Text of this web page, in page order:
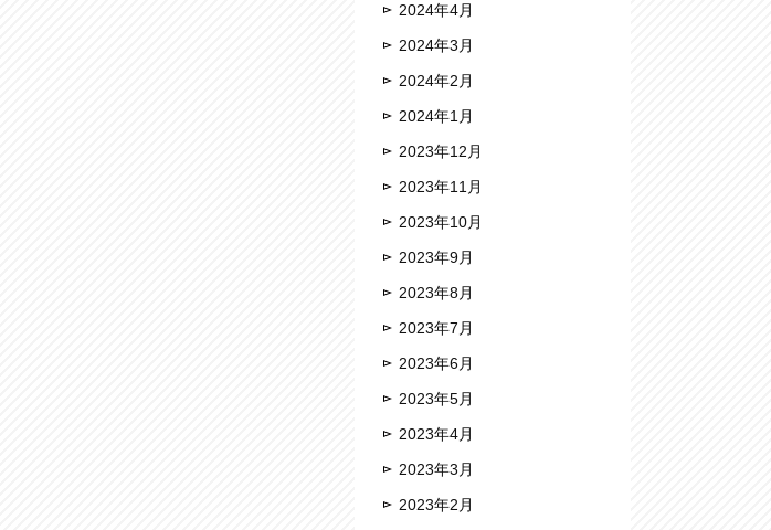
2024年4月
2024年3月
2024年2月
2024年1月
2023年12月
2023年11月
2023年10月
2023年9月
2023年8月
2023年7月
2023年6月
2023年5月
2023年4月
2023年3月
2023年2月